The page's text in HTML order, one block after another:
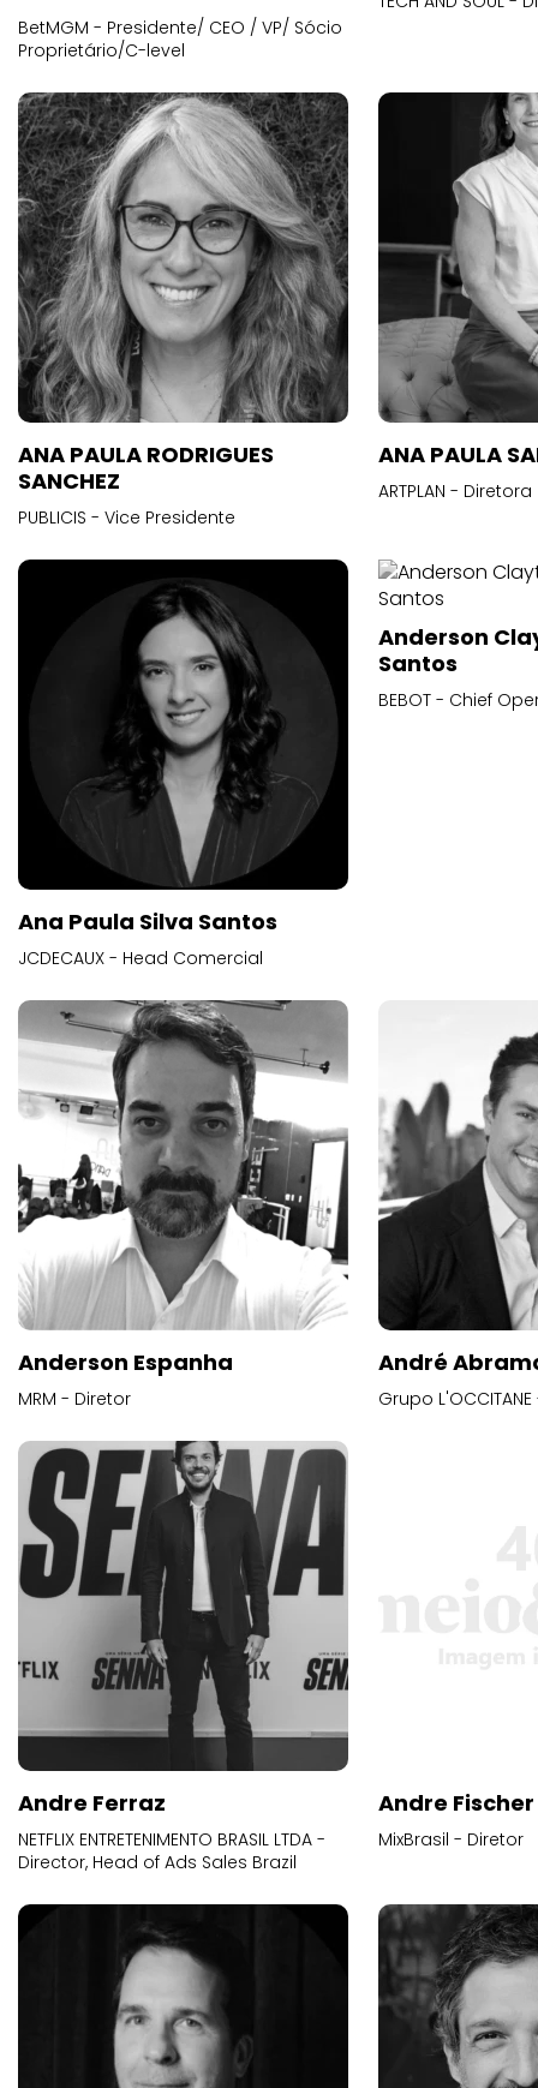
BetMGM - Presidente/ CEO / VP/ Sócio
Proprietário/C-level
ANA PAULA RODRIGUES
SANCHEZ
PUBLICIS - Vice Presidente
ANA PAULA
ARTPLAN -
Ana Paula Silva Santos
JCDECAUX - Head Comercial
Anderson
Santos
BEBOT - Chief
Anderson Espanha
MRM - Diretor
André
Grupo
Andre Ferraz
NETFLIX ENTRETENIMENTO BRASIL LTDA -
Director, Head of Ads Sales Brazil
Andre Fischer
MixBrasil - Diretor